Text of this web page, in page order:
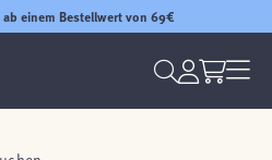
einem Bestellwert von 69€